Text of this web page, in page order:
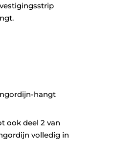
ook deel 2 van
volledig in